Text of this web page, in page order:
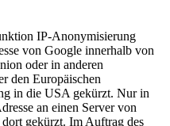
IP-Anonymisierung
von Google innerhalb von
oder in anderen
den Europäischen
in die USA gekürzt. Nur in
an einen Server von
gekürzt. Im Auftrag des